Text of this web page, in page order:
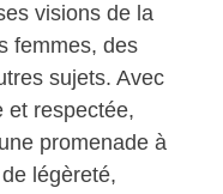
visions de la
femmes, des
sujets. Avec
et respectée,
promenade à
légèreté,